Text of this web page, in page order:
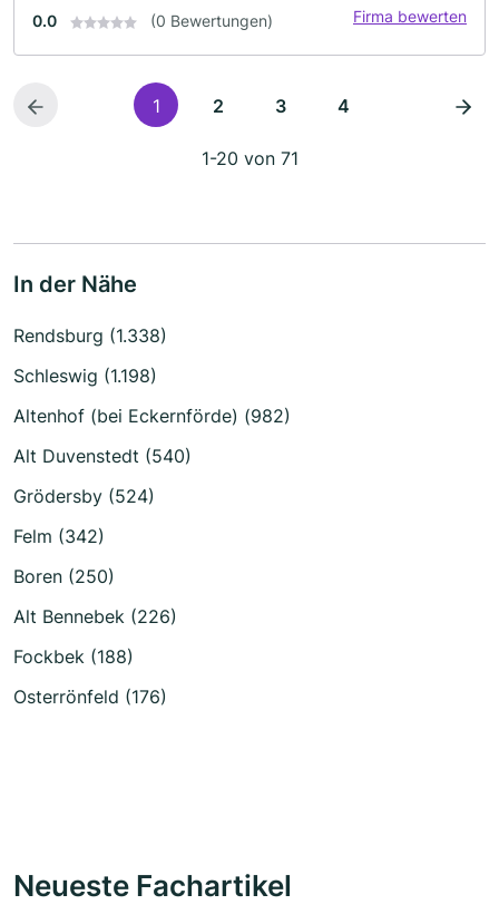
0.0 (0 Bewertungen) Firma bewerten
1 2 3 4
1-20 von 71
In der Nähe
Rendsburg (1.338)
Schleswig (1.198)
Altenhof (bei Eckernförde) (982)
Alt Duvenstedt (540)
Grödersby (524)
Felm (342)
Boren (250)
Alt Bennebek (226)
Fockbek (188)
Osterrönfeld (176)
Neueste Fachartikel